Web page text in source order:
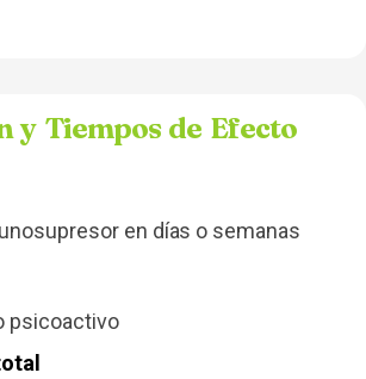
y Tiempos de Efecto
en días o semanas
psicoactivo